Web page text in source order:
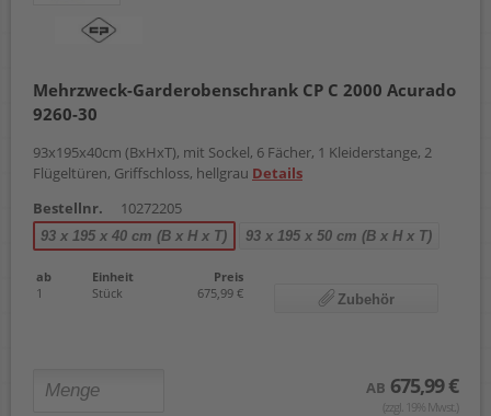
Mehrzweck-Garderobenschrank CP C 2000 Acurado
9260-30
93x195x40cm (BxHxT), mit Sockel, 6 Fächer, 1 Kleiderstange, 2
Flügeltüren, Griffschloss, hellgrau Details
Bestellnr.
10272205
93 x 195 x 40 cm (B x H x T) 93 x 195 x 50 cm (B x H x T)
ab Einheit
Preis
1
Stück 675,99 € Zubehör
AB 675,99 €
(zzgl. 19% Mwst.)